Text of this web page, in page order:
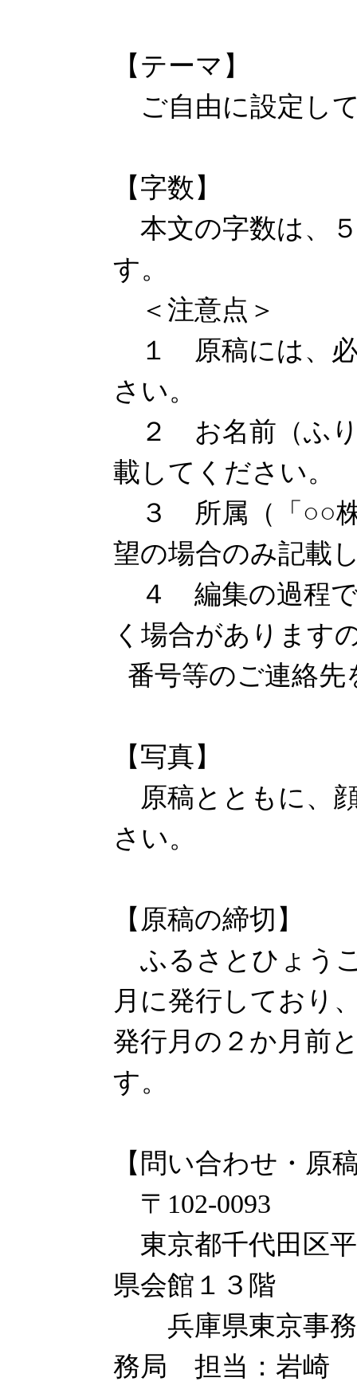
【テーマ】
ご自由に設定し
【字数】
本文の字数は、
す。
＜注意点＞
１ 原稿には、必
さい。
２ お名前（ふり
載してください。
３ 所属（「○○株
望の場合のみ記載
４ 編集の過程で
く場合があります
番号等のご連絡
【写真】
原稿とともに、
さい。
【原稿の締切】
ふるさとひょう
月に発行しており
発行月の２か月前
す。
【問い合わせ・原
〒102-0093
東京都千代田区
県会館１３階
兵庫県東京事務
務局 担当：岩崎